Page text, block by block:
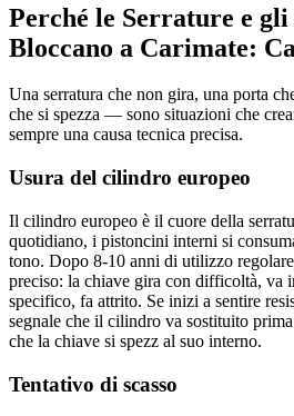
Perché le Serrature e gli
Bloccano a Carimate:
Una serratura che non gira, una porta
che si spezza — sono situazioni che
sempre una causa tecnica precisa.
Usura del cilindro europeo
Il cilindro europeo è il cuore della
quotidiano, i pistoncini interni si
tono. Dopo 8-10 anni di utilizzo
preciso: la chiave gira con difficoltà, va
specifico, fa attrito. Se inizi a sentire
segnale che il cilindro va sostituito
che la chiave si spezz al suo interno.
Tentativo di scasso